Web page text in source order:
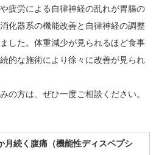
疲労による自律神経の乱れが胃腸の
化器系の機能改善と自律神経の調整
した。体重減少が見られるほど食事
的な施術により徐々に改善が見られ
の方は、ぜひ一度ご相談ください。
続く腹痛（機能性ディスペプシ